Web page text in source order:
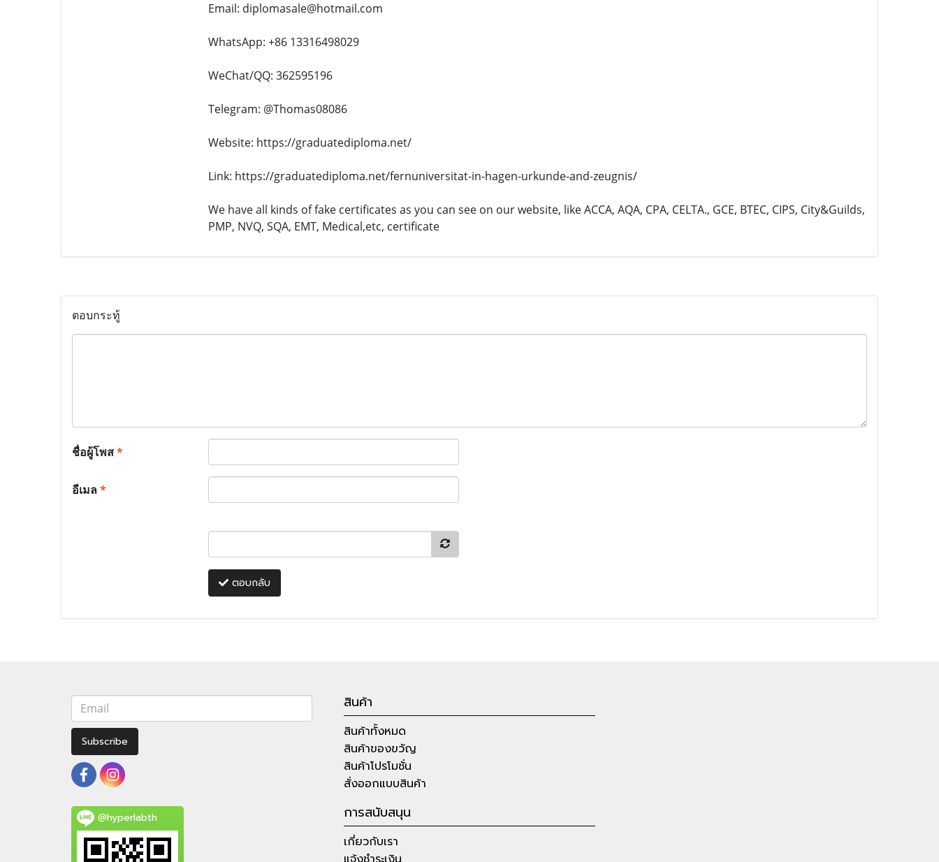
Email: diplomasale@hotmail.com
WhatsApp: +86 13316498029
WeChat/QQ: 362595196
Telegram: @Thomas08086
Website: https://graduatediploma.net/
Link: https://graduatediploma.net/fernuniversitat-in-hagen-urkunde-and-zeugnis/
We have all kinds of fake certificates as you can see on our website, like ACCA, AQA, CPA, CELTA., GCE, BTEC, CIPS, City&Guilds,
PMP, NVQ, SQA, EMT, Medical,etc, certificate
ตอบกระทู้
ชื่อผู้โพส*
อีเมล*
ตอบกลับ
Subscribe
@hyperlabth
สินค้า
สินค้าทั้งหมด
สินค้าของขวัญ
สินค้าโปรโมชั่น
สั่งออกแบบสินค้า
การสนับสนุน
เกี่ยวกับเรา